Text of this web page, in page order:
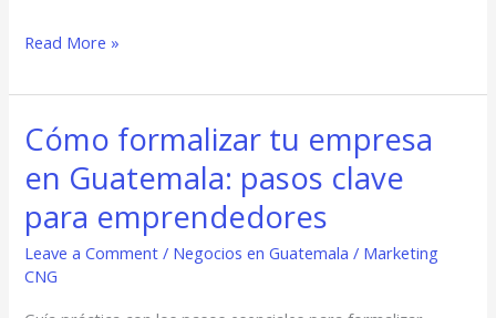
Read More »
Cómo formalizar tu empresa
en Guatemala: pasos clave
para emprendedores
Leave a Comment / Negocios en Guatemala / Marketing
CNG
Cómo
formalizar
tu
empresa
en
Guatemala:
pasos